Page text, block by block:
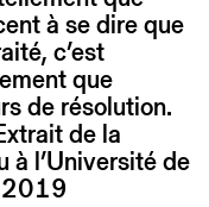
à se dire que
c’est
que
de résolution.
de la
à l’Université de
2019